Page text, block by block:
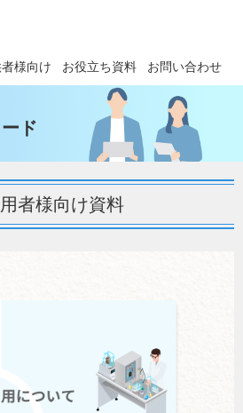
様向け お役立ち資料 お問い合わせ
ド
者様向け資料